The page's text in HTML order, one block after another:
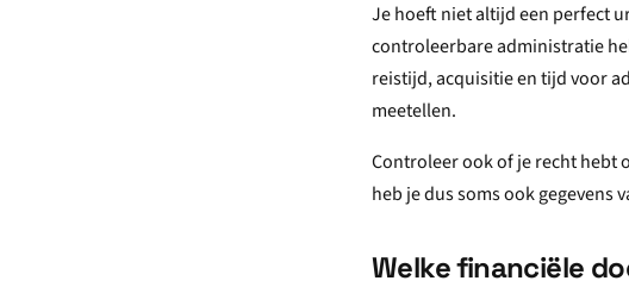
Je hoeft niet altijd een perfect
controleerbare administratie
reistijd, acquisitie en tijd voor
meetellen.
Controleer ook of je recht hebt
heb je dus soms ook gegevens
Welke financiële